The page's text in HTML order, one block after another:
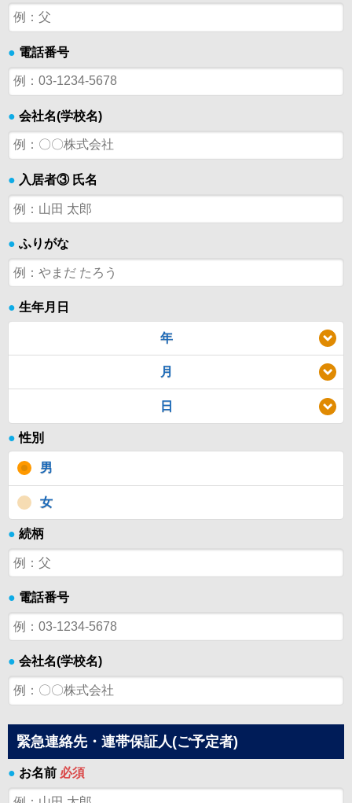
● 電話番号
● 会社名(学校名)
● 入居者③ 氏名
● ふりがな
● 生年月日
年
月
日
● 性別
男
女
● 続柄
● 電話番号
● 会社名(学校名)
緊急連絡先・連帯保証人(ご予定者)
● お名前 必須